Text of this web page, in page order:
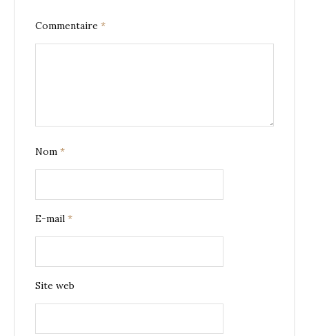
Commentaire *
Nom *
E-mail *
Site web